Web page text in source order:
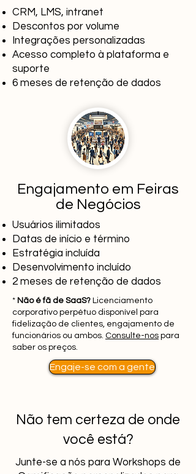
CRM, LMS, intranet
Descontos por volume
Integrações personalizadas
Acesso completo à plataforma e
suporte
6 meses de retenção de dados
Engajamento em Feiras
de Negócios
Usuários ilimitados
Datas de início e término
Estratégia incluída
Desenvolvimento incluído
2 meses de retenção de dados
* Não é fã de SaaS? Licenciamento
corporativo perpétuo disponível para
fidelização de clientes, engajamento de
funcionários ou ambos. Consulte-nos para
saber os preços.
Engaje-se com a gente
Não tem certeza de onde
você está?
Junte-se a nós para Workshops de